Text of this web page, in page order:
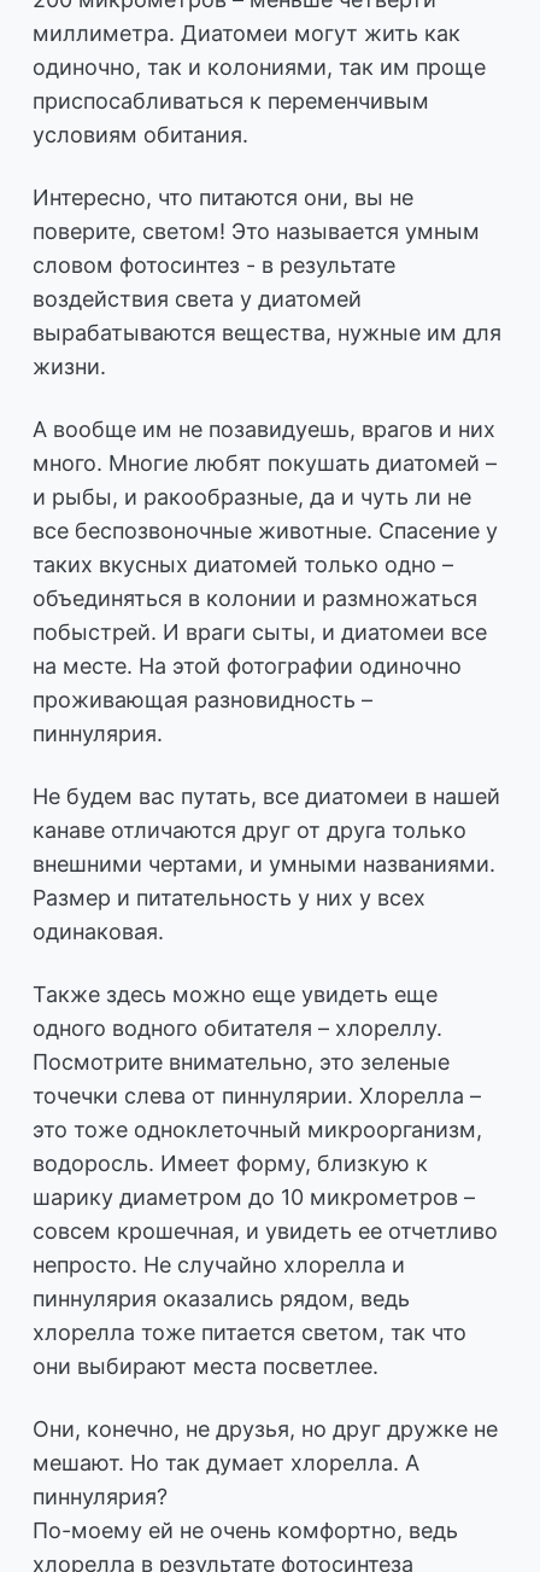
миллиметра. Диатомеи могут жить как
одиночно, так и колониями, так им проще
приспосабливаться к переменчивым
условиям обитания.
Интересно, что питаются они, вы не
поверите, светом! Это называется умным
словом фотосинтез - в результате
воздействия света у диатомей
вырабатываются вещества, нужные им для
жизни.
А вообще им не позавидуешь, врагов и них
много. Многие любят покушать диатомей –
и рыбы, и ракообразные, да и чуть ли не
все беспозвоночные животные. Спасение у
таких вкусных диатомей только одно –
объединяться в колонии и размножаться
побыстрей. И враги сыты, и диатомеи все
на месте. На этой фотографии одиночно
проживающая разновидность –
пиннулярия.
Не будем вас путать, все диатомеи в нашей
канаве отличаются друг от друга только
внешними чертами, и умными названиями.
Размер и питательность у них у всех
одинаковая.
Также здесь можно еще увидеть еще
одного водного обитателя – хлореллу.
Посмотрите внимательно, это зеленые
точечки слева от пиннулярии. Хлорелла –
это тоже одноклеточный микроорганизм,
водоросль. Имеет форму, близкую к
шарику диаметром до 10 микрометров –
совсем крошечная, и увидеть ее отчетливо
непросто. Не случайно хлорелла и
пиннулярия оказались рядом, ведь
хлорелла тоже питается светом, так что
они выбирают места посветлее.
Они, конечно, не друзья, но друг дружке не
мешают. Но так думает хлорелла. А
пиннулярия?
По-моему ей не очень комфортно, ведь
хлорелла в результате фотосинтеза